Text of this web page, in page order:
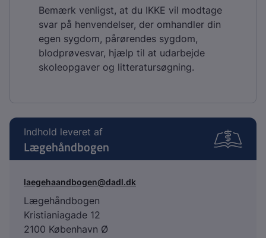
Bemærk venligst, at du IKKE vil modtage
svar på henvendelser, der omhandler din
egen sygdom, pårørendes sygdom,
blodprøvesvar, hjælp til at udarbejde
skoleopgaver og litteratursøgning.
Indhold leveret af
Lægehåndbogen
laegehaandbogen@dadl.dk
Lægehåndbogen
Kristianiagade 12
2100 København Ø